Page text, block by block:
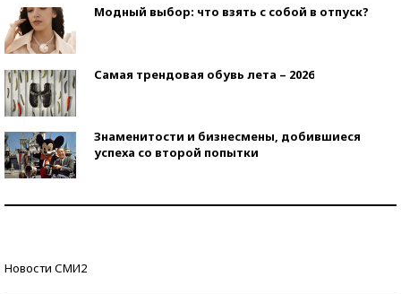
Модный выбор: что взять с собой в отпуск?
Самая трендовая обувь лета – 2026
Знаменитости и бизнесмены, добившиеся
успеха со второй попытки
Новости СМИ2